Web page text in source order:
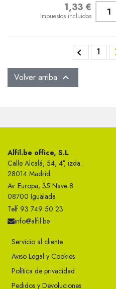
1,33 €
Impuestos incluidos
 1
Volver arriba 
Alfil.be office, S.L
Calle Alcalá, 54, 4°, izda.
28014 Madrid
Av. Europa, 35 Nave 8
08700 Igualada
Telf 93 749 50 23
info@alfil.be
Servicio al cliente
Aviso Legal y Cookies
Política de privacidad
Pedidos y Devoluciones